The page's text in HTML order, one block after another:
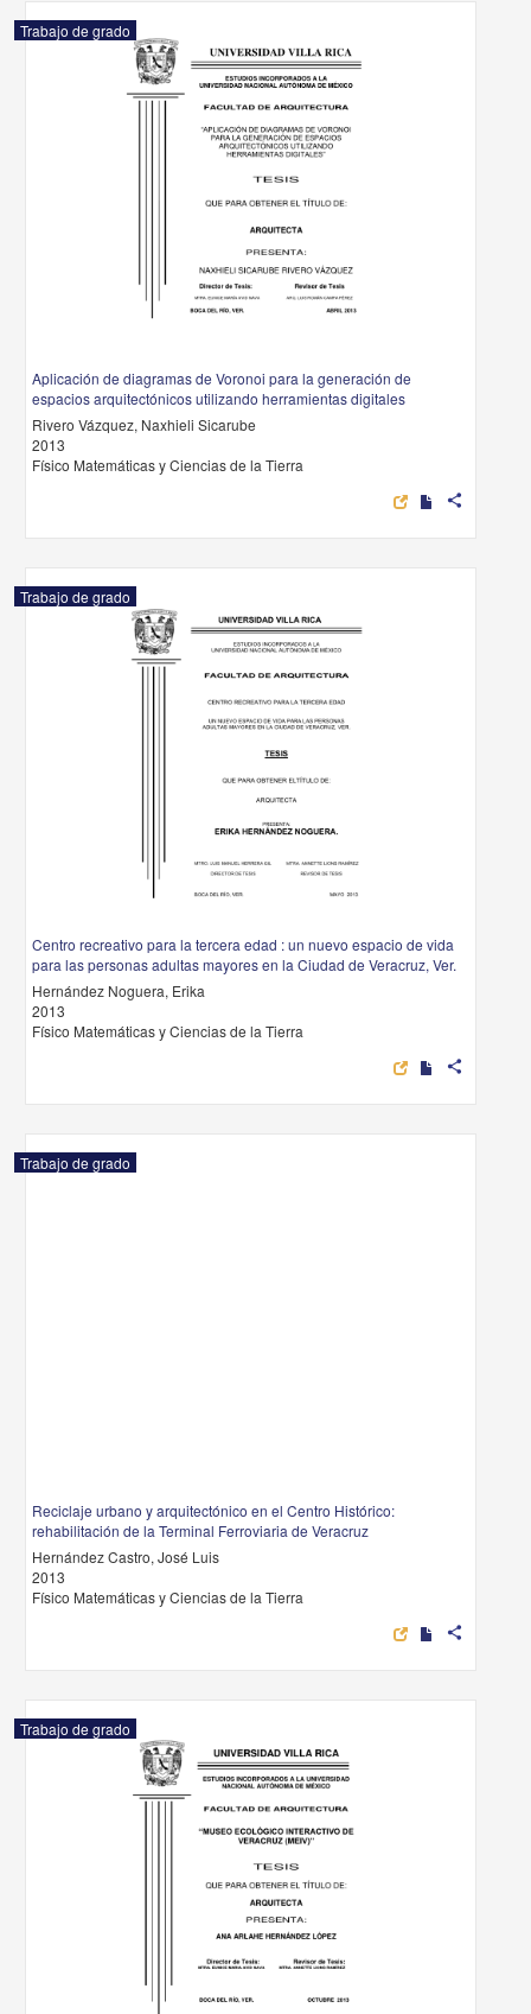
Trabajo de grado
Aplicación de diagramas de Voronoi para la generación de
espacios arquitectónicos utilizando herramientas digitales
Rivero Vázquez, Naxhieli Sicarube
2013
Físico Matemáticas y Ciencias de la Tierra
share
Trabajo de grado
Centro recreativo para la tercera edad : un nuevo espacio de vida
para las personas adultas mayores en la Ciudad de Veracruz, Ver.
Hernández Noguera, Erika
2013
Físico Matemáticas y Ciencias de la Tierra
share
Trabajo de grado
Reciclaje urbano y arquitectónico en el Centro Histórico:
rehabilitación de la Terminal Ferroviaria de Veracruz
Hernández Castro, José Luis
2013
Físico Matemáticas y Ciencias de la Tierra
share
Trabajo de grado